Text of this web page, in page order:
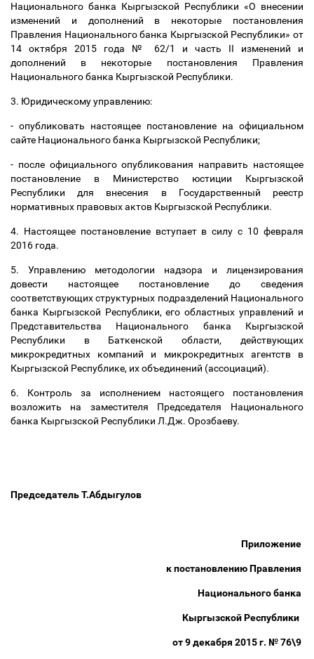
Национального банка Кыргызской Республики «О внесении
изменений и дополнений в некоторые постановления
Правления Национального банка Кыргызской Республики» от
14
октября 2015 года № 62/1 и часть II изменений и
дополнений в некоторые постановления Правления
Национального банка Кыргызской Республики.
3. Юридическому управлению:
- опубликовать настоящее постановление на официальном
сайте Национального банка Кыргызской Республики;
- после официального опубликования направить настоящее
постановление в Министерство юстиции Кыргызской
Республики для внесения в Государственный реестр
нормативных правовых актов Кыргызской Республики.
4. Настоящее постановление вступает в силу с 10 февраля
2016 года.
5. Управлению методологии надзора и лицензирования
довести настоящее постановление до сведения
соответствующих структурных подразделений Национального
банка Кыргызской Республики, его областных управлений и
Представительства Национального банка Кыргызской
Республики в Баткенской области, действующих
микрокредитных компаний и микрокредитных агентств в
Кыргызской Республике, их объединений (ассоциаций).
6. Контроль за исполнением настоящего постановления
возложить на заместителя Председателя Национального
банка Кыргызской Республики Л.Дж. Орозбаеву.
Председатель Т.Абдыгулов
Приложение
к постановлению Правления
Национального банка
Кыргызской Республики
от 9 декабря 2015 г. № 76\9